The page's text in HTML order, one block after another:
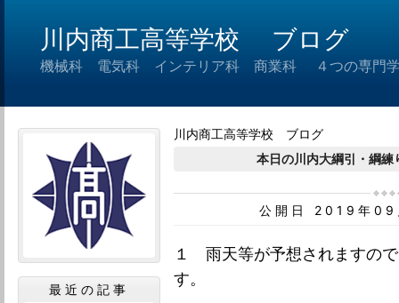
川内商工高等学校 ブログ
機械科 電気科 インテリア科 商業科 ４つの専門学
川内商工高等学校 ブログ
本日の川内大綱引・綱練
公開日 2019年09
１ 雨天等が予想されますの
す。
最近の記事